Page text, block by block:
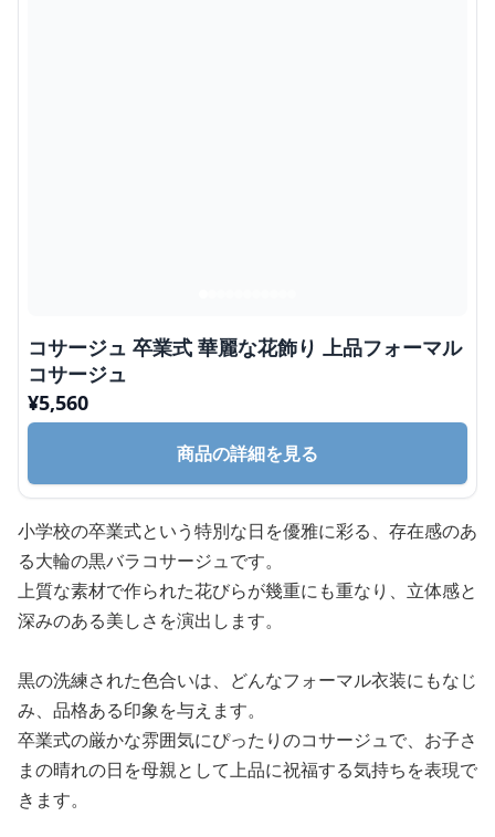
コサージュ 卒業式 華麗な花飾り 上品フォーマル
コサージュ
¥5,560
商品の詳細を見る
小学校の卒業式という特別な日を優雅に彩る、存在感のあ
る大輪の黒バラコサージュです。
上質な素材で作られた花びらが幾重にも重なり、立体感と
深みのある美しさを演出します。
黒の洗練された色合いは、どんなフォーマル衣装にもなじ
み、品格ある印象を与えます。
卒業式の厳かな雰囲気にぴったりのコサージュで、お子さ
まの晴れの日を母親として上品に祝福する気持ちを表現で
きます。